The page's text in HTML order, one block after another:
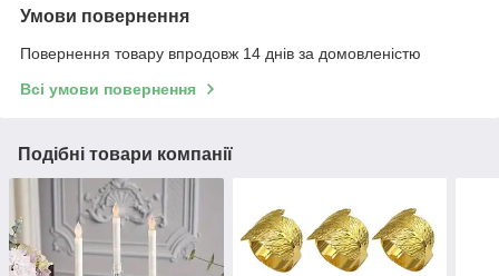
Умови повернення
Повернення товару впродовж 14 днів за домовленістю
Всі умови повернення
Подібні товари компанії